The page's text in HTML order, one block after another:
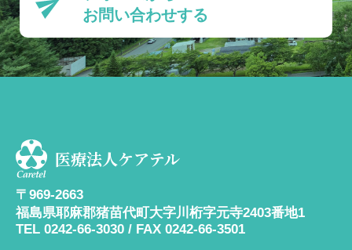
お問い合わせする
医療法人ケアテル
〒969-2663
福島県耶麻郡猪苗代町大字川桁字元寺2403番地1
TEL 0242-66-3030 / FAX 0242-66-3501